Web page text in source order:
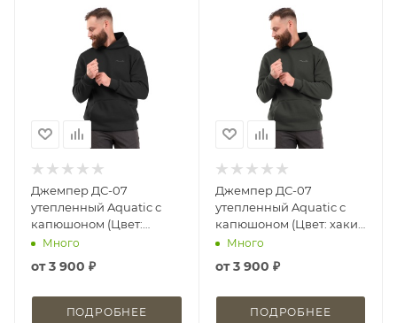
Джемпер ДС-07
утепленный Aquatic с
капюшоном (Цвет:
черный, размер: 46)
Много
от3 900 ₽
ПОДРОБНЕЕ
Джемпер ДС-07
утепленный Aquatic с
капюшоном (Цвет: хаки,
размер: 46)
Много
от3 900 ₽
ПОДРОБНЕЕ